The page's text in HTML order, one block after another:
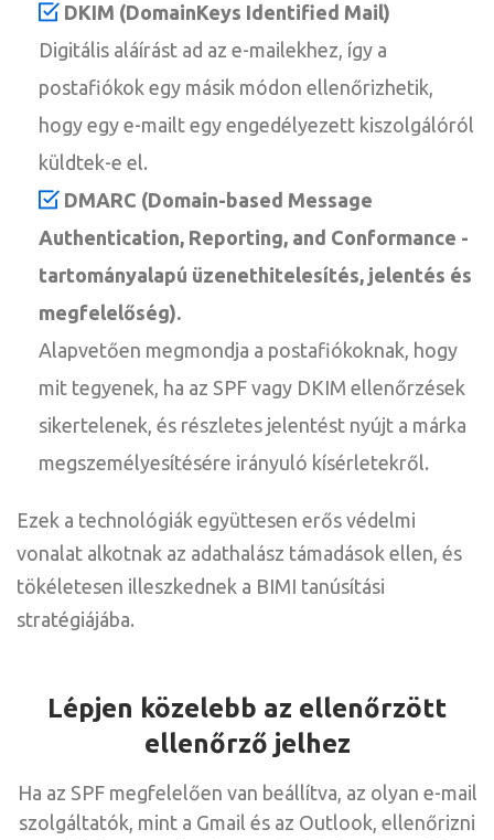
DKIM (DomainKeys Identified Mail)
Digitális aláírást ad az e-mailekhez, így a
postafiókok egy másik módon ellenőrizhetik,
hogy egy e-mailt egy engedélyezett kiszolgálóról
küldtek-e el.
DMARC (Domain-based Message
Authentication, Reporting, and Conformance -
tartományalapú üzenethitelesítés, jelentés és
megfelelőség).
Alapvetően megmondja a postafiókoknak, hogy
mit tegyenek, ha az SPF vagy DKIM ellenőrzések
sikertelenek, és részletes jelentést nyújt a márka
megszemélyesítésére irányuló kísérletekről.
Ezek a technológiák együttesen erős védelmi
vonalat alkotnak az adathalász támadások ellen, és
tökéletesen illeszkednek a BIMI tanúsítási
stratégiájába.
Lépjen közelebb az ellenőrzött
ellenőrző jelhez
Ha az SPF megfelelően van beállítva, az olyan e-mail
szolgáltatók, mint a Gmail és az Outlook, ellenőrizni